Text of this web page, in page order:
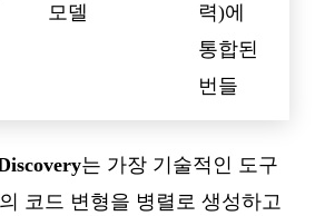
모델
력)에
통합된
번들
는 가장 기술적인 도구
코드 변형을 병렬로 생성하고